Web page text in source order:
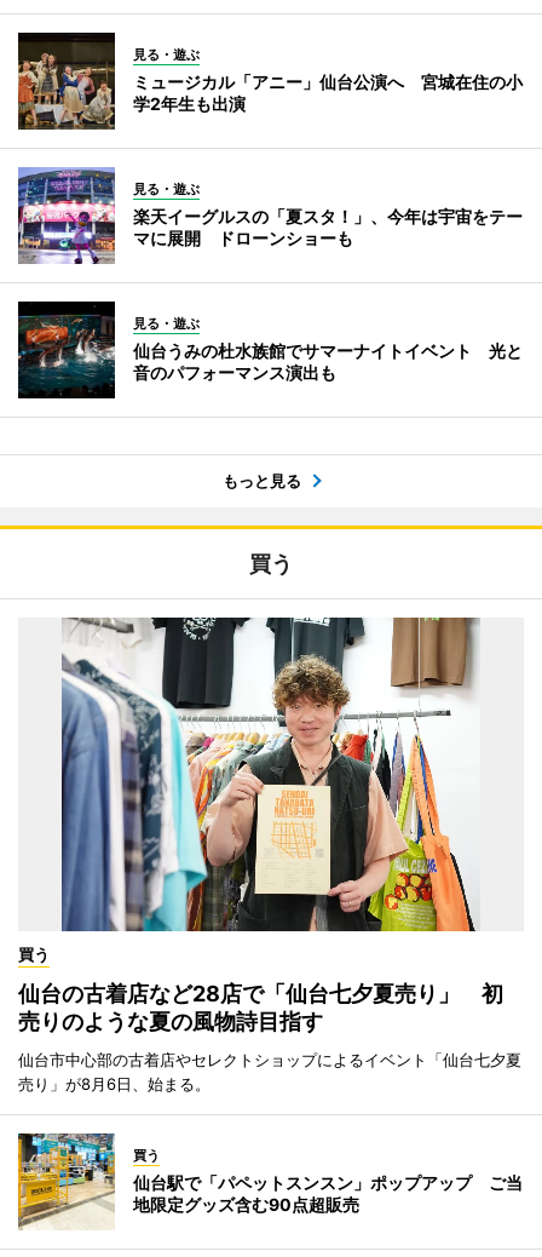
見る・遊ぶ
ミュージカル「アニー」仙台公演へ 宮城在住の小
学2年生も出演
見る・遊ぶ
楽天イーグルスの「夏スタ！」、今年は宇宙をテー
マに展開 ドローンショーも
見る・遊ぶ
仙台うみの杜水族館でサマーナイトイベント 光と
音のパフォーマンス演出も
もっと見る
買う
買う
仙台の古着店など28店で「仙台七夕夏売り」 初
売りのような夏の風物詩目指す
仙台市中心部の古着店やセレクトショップによるイベント「仙台七夕夏
売り」が8月6日、始まる。
買う
仙台駅で「パペットスンスン」ポップアップ ご当
地限定グッズ含む90点超販売